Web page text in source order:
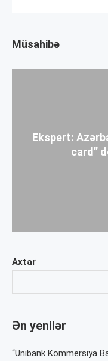
Axtar
Ən yenilər
“Unibank Kommersiya
Müsahibə
Ekspert:
card”